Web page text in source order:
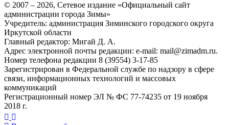
© 2007 – 2026, Сетевое издание «Официальный сайт
администрации города Зимы»
Учредитель: администрация Зиминского городского округа
Иркутской области
Главный редактор: Мигай Д. А.
Адрес электронной почты редакции: e-mail: mail@zimadm.ru.
Номер телефона редакции 8 (39554) 3-17-85
Зарегистрирован в Федеральной службе по надзору в сфере
связи, информационных технологий и массовых
коммуникаций
Регистрационный номер ЭЛ № ФС 77-74235 от 19 ноября
2018 г.